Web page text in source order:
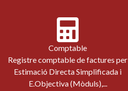
Comptable
Registre comptable de factures per
Estimació Directa Simplificada i
E.Objectiva (Mòduls),...